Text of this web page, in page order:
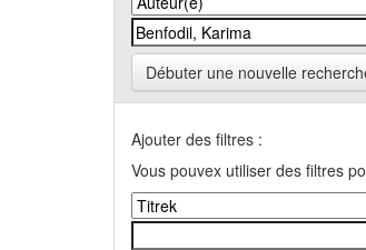
Débuter une nouvelle
Ajouter des filtres :
Vous pouvex utiliser des filtres